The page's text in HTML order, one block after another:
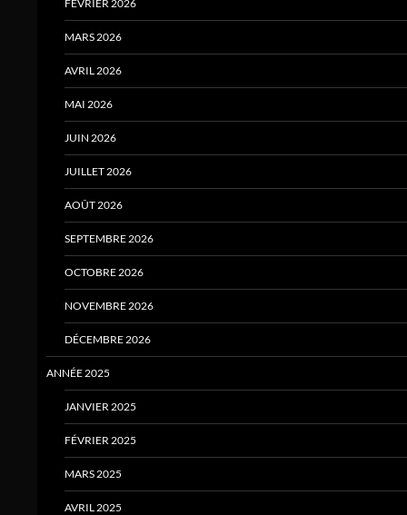
FÉVRIER 2026
MARS 2026
AVRIL 2026
MAI 2026
JUIN 2026
JUILLET 2026
AOÛT 2026
SEPTEMBRE 2026
OCTOBRE 2026
NOVEMBRE 2026
DÉCEMBRE 2026
ANNÉE 2025
JANVIER 2025
FÉVRIER 2025
MARS 2025
AVRIL 2025